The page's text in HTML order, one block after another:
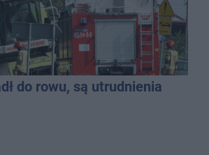
do rowu, są utrudnienia